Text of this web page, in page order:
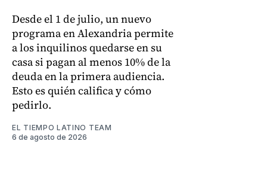
Desde el 1 de julio, un nuevo
programa en Alexandria permite
a los inquilinos quedarse en su
casa si pagan al menos 10% de la
deuda en la primera audiencia.
Esto es quién califica y cómo
pedirlo.
EL TIEMPO LATINO TEAM
6 de agosto de 2026